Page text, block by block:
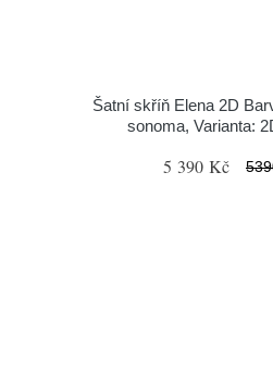
Šatní skříň Elena 2D
sonoma, Varianta:
5 390 Kč